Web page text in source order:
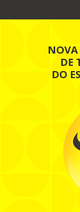
DE
DO